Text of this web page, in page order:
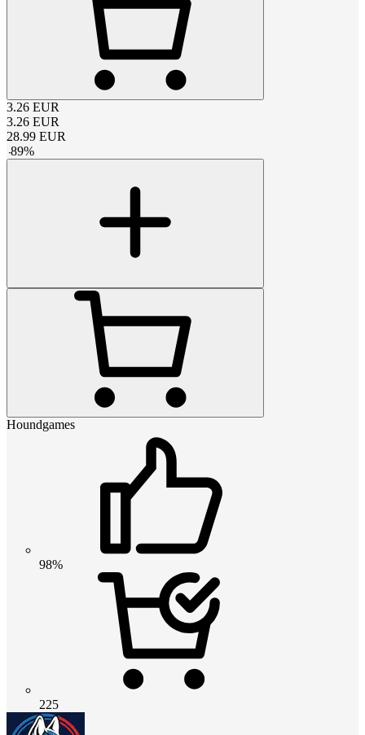
3.26 EUR
3.26 EUR
28.99 EUR
-89%
Houndgames
98%
225